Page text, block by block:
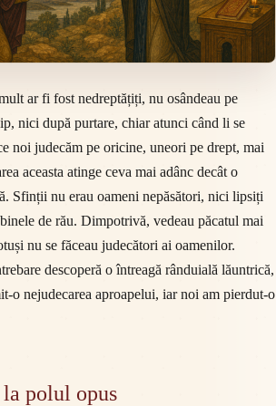
ar fi fost nedreptățiți, nu osândeau pe
nici după purtare, chiar atunci când li se
noi judecăm pe oricine, uneori pe drept, mai
aceasta atinge ceva mai adânc decât o
Sfinții nu erau oameni nepăsători, nici lipsiți
de rău. Dimpotrivă, vedeau păcatul mai
nu se făceau judecători ai oamenilor.
descoperă o întreagă rânduială lăuntrică,
o nejudecarea aproapelui, iar noi am pierdut-o
polul opus